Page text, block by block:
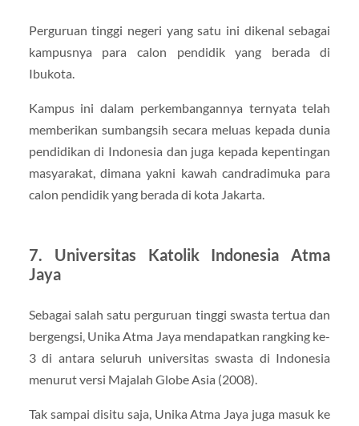
Perguruan tinggi negeri yang satu ini dikenal sebagai
kampusnya para calon pendidik yang berada di
Ibukota.
Kampus ini dalam perkembangannya ternyata telah
memberikan sumbangsih secara meluas kepada dunia
pendidikan di Indonesia dan juga kepada kepentingan
masyarakat, dimana yakni kawah candradimuka para
calon pendidik yang berada di kota Jakarta.
7. Universitas Katolik Indonesia Atma
Jaya
Sebagai salah satu perguruan tinggi swasta tertua dan
bergengsi, Unika Atma Jaya mendapatkan rangking ke-
3 di antara seluruh universitas swasta di Indonesia
menurut versi Majalah Globe Asia (2008).
Tak sampai disitu saja, Unika Atma Jaya juga masuk ke